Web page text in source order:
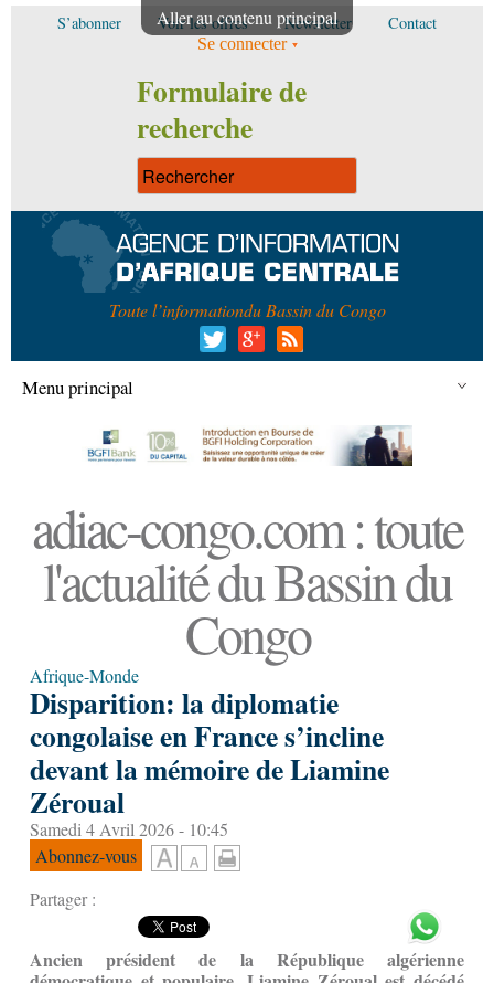
Aller au contenu principal
S’abonner Voir les offres Newsletter Contact
Se connecter
Formulaire de
recherche
Toute l’informationdu Bassin du Congo
Menu principal
adiac-congo.com : toute
l'actualité du Bassin du
Congo
Afrique-Monde
Disparition: la diplomatie
congolaise en France s’incline
devant la mémoire de Liamine
Zéroual
Samedi 4 Avril 2026 - 10:45
Abonnez-vous
Partager :
Ancien président de la République algérienne